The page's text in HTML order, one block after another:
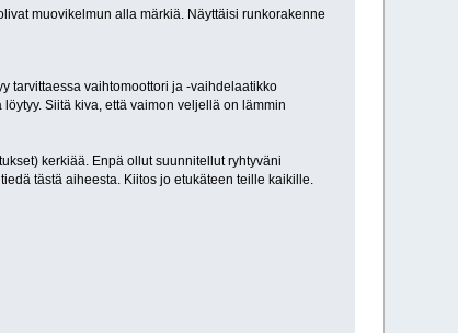
muovikelmun alla märkiä. Näyttäisi runkorakenne
tarvittaessa vaihtomoottori ja -vaihdelaatikko
Siitä kiva, että vaimon veljellä on lämmin
kerkiää. Enpä ollut suunnitellut ryhtyväni
tästä aiheesta. Kiitos jo etukäteen teille kaikille.